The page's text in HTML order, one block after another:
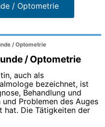
/ Optometrie
/ Optometrie
/ Optometrie
auch als
bezeichnet, ist
Behandlung und
Problemen des Auges
hat. Die Tätigkeiten der